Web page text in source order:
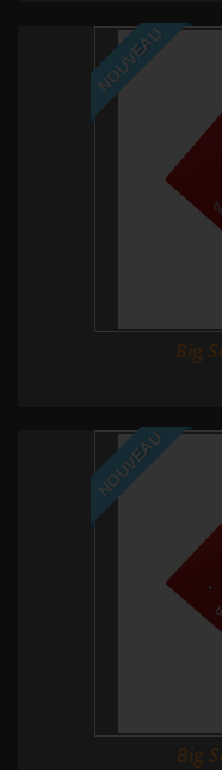
NOUVEAU
Big
NOUVEAU
Big